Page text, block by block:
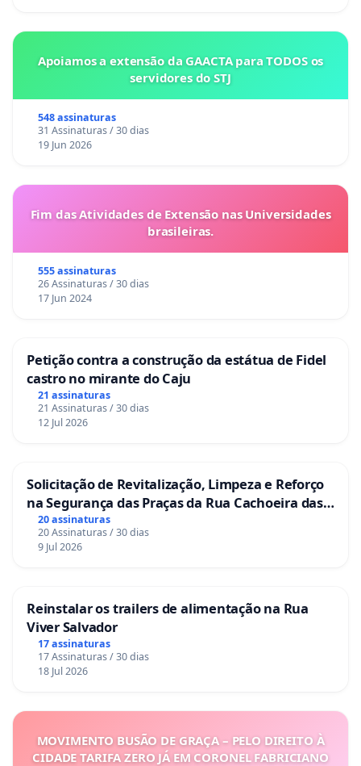
Apoiamos a extensão da GAACTA para TODOS os
servidores do STJ
548 assinaturas
31 Assinaturas / 30 dias
19 Jun 2026
Fim das Atividades de Extensão nas Universidades
brasileiras.
555 assinaturas
26 Assinaturas / 30 dias
17 Jun 2024
Petição contra a construção da estátua de Fidel
castro no mirante do Caju
21 assinaturas
21 Assinaturas / 30 dias
12 Jul 2026
Solicitação de Revitalização, Limpeza e Reforço
na Segurança das Praças da Rua Cachoeira das
Sete Ilhas
20 assinaturas
20 Assinaturas / 30 dias
9 Jul 2026
Reinstalar os trailers de alimentação na Rua
Viver Salvador
17 assinaturas
17 Assinaturas / 30 dias
18 Jul 2026
MOVIMENTO BUSÃO DE GRAÇA – PELO DIREITO À
CIDADE TARIFA ZERO JÁ EM CORONEL FABRICIANO